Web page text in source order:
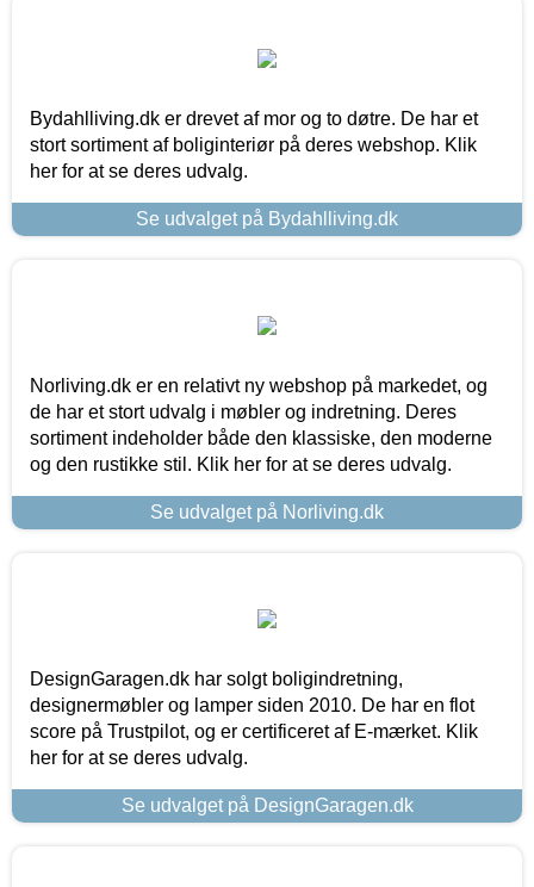
Bydahlliving.dk er drevet af mor og to døtre. De har et
stort sortiment af boliginteriør på deres webshop. Klik
her for at se deres udvalg.
Se udvalget på Bydahlliving.dk
Norliving.dk er en relativt ny webshop på markedet, og
de har et stort udvalg i møbler og indretning. Deres
sortiment indeholder både den klassiske, den moderne
og den rustikke stil. Klik her for at se deres udvalg.
Se udvalget på Norliving.dk
DesignGaragen.dk har solgt boligindretning,
designermøbler og lamper siden 2010. De har en flot
score på Trustpilot, og er certificeret af E-mærket. Klik
her for at se deres udvalg.
Se udvalget på DesignGaragen.dk